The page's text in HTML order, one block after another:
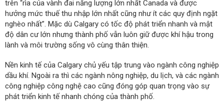
trên “rìa của vành đai năng lượng lớn nhất Canada và được
hưởng mức thuế thu nhập lớn nhất cũng như ít các quy định ngặt
nghèo nhất”. Mặc dù Calgary có tốc độ phát triển nhanh và mật
độ dân cư lớn nhưng thành phố vẫn luôn giữ được khí hậu trong
lành và môi trường sống vô cùng thân thiện.
Nền kinh tế của Calgary chủ yếu tập trung vào ngành công nghiệp
dầu khí. Ngoài ra thì các ngành nông nghiệp, du lịch, và các ngành
công nghiệp công nghệ cao cũng đóng góp quan trọng vào sự
phát triển kinh tế nhanh chóng của thành phố.